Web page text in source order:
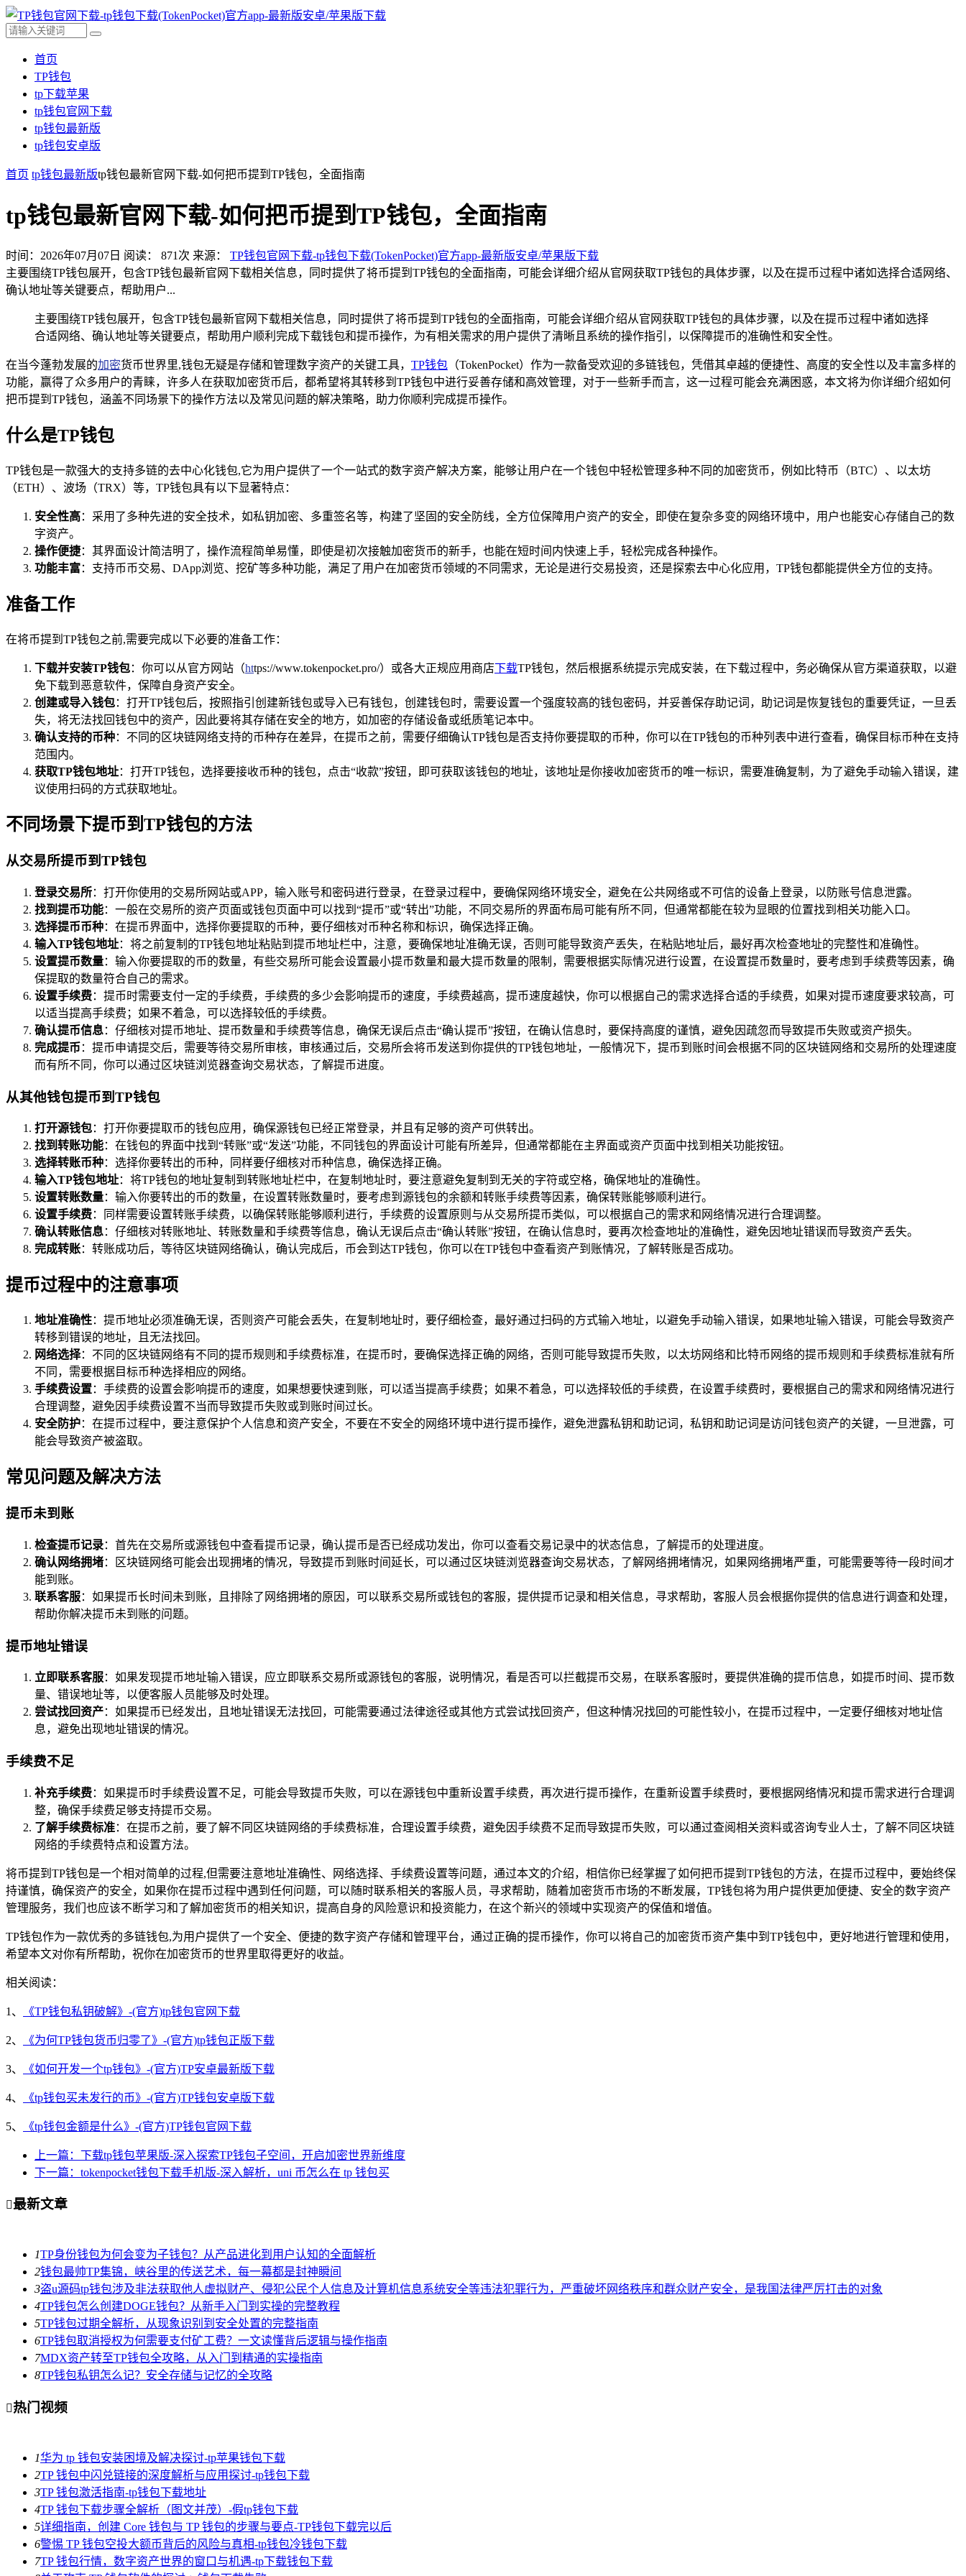
首页
TP钱包
tp下载苹果
tp钱包官网下载
tp钱包最新版
tp钱包安卓版
首页 tp钱包最新版tp钱包最新官网下载-如何把币提到TP钱包，全面指南
tp钱包最新官网下载-如何把币提到TP钱包，全面指南
时间：2026年07月07日 阅读： 871 次 来源： TP钱包官网下载-tp钱包下载(TokenPocket)官方app-最新版安卓/苹果版下载
主要围绕TP钱包展开，包含TP钱包最新官网下载相关信息，同时提供了将币提到TP钱包的全面指南，可能会详细介绍从官网获取TP钱包的具体步骤，以及在提币过程中诸如选择合适网络、
确认地址等关键要点，帮助用户...
主要围绕TP钱包展开，包含TP钱包最新官网下载相关信息，同时提供了将币提到TP钱包的全面指南，可能会详细介绍从官网获取TP钱包的具体步骤，以及在提币过程中诸如选择
合适网络、确认地址等关键要点，帮助用户顺利完成下载钱包和提币操作，为有相关需求的用户提供了清晰且系统的操作指引，以保障提币的准确性和安全性。
在当今蓬勃发展的加密货币世界里,钱包无疑是存储和管理数字资产的关键工具， TP钱包 （TokenPocket）作为一款备受欢迎的多链钱包，凭借其卓越的便捷性、高度的安全性以及丰富多样的
功能，赢得了众多用户的青睐，许多人在获取加密货币后，都希望将其转移到TP钱包中进行妥善存储和高效管理，对于一些新手而言，这一过程可能会充满困惑，本文将为你详细介绍如何
把币提到TP钱包，涵盖不同场景下的操作方法以及常见问题的解决策略，助力你顺利完成提币操作。
什么是TP钱包
TP钱包是一款强大的支持多链的去中心化钱包,它为用户提供了一个一站式的数字资产解决方案，能够让用户在一个钱包中轻松管理多种不同的加密货币，例如比特币（BTC）、以太坊
（ETH）、波场（TRX）等，TP钱包具有以下显著特点：
安全性高：采用了多种先进的安全技术，如私钥加密、多重签名等，构建了坚固的安全防线，全方位保障用户资产的安全，即使在复杂多变的网络环境中，用户也能安心存储自己的数
字资产。
操作便捷：其界面设计简洁明了，操作流程简单易懂，即使是初次接触加密货币的新手，也能在短时间内快速上手，轻松完成各种操作。
功能丰富：支持币币交易、DApp浏览、挖矿等多种功能，满足了用户在加密货币领域的不同需求，无论是进行交易投资，还是探索去中心化应用，TP钱包都能提供全方位的支持。
准备工作
在将币提到TP钱包之前,需要完成以下必要的准备工作：
下载并安装TP钱包：你可以从官方网站（https://www.tokenpocket.pro/）或各大正规应用商店下载TP钱包，然后根据系统提示完成安装，在下载过程中，务必确保从官方渠道获取，以避
免下载到恶意软件，保障自身资产安全。
创建或导入钱包：打开TP钱包后，按照指引创建新钱包或导入已有钱包，创建钱包时，需要设置一个强度较高的钱包密码，并妥善保存助记词，助记词是恢复钱包的重要凭证，一旦丢
失，将无法找回钱包中的资产，因此要将其存储在安全的地方，如加密的存储设备或纸质笔记本中。
确认支持的币种：不同的区块链网络支持的币种存在差异，在提币之前，需要仔细确认TP钱包是否支持你要提取的币种，你可以在TP钱包的币种列表中进行查看，确保目标币种在支持
范围内。
获取TP钱包地址：打开TP钱包，选择要接收币种的钱包，点击“收款”按钮，即可获取该钱包的地址，该地址是你接收加密货币的唯一标识，需要准确复制，为了避免手动输入错误，建
议使用扫码的方式获取地址。
不同场景下提币到TP钱包的方法
从交易所提币到TP钱包
登录交易所：打开你使用的交易所网站或APP，输入账号和密码进行登录，在登录过程中，要确保网络环境安全，避免在公共网络或不可信的设备上登录，以防账号信息泄露。
找到提币功能：一般在交易所的资产页面或钱包页面中可以找到“提币”或“转出”功能，不同交易所的界面布局可能有所不同，但通常都能在较为显眼的位置找到相关功能入口。
选择提币币种：在提币界面中，选择你要提取的币种，要仔细核对币种名称和标识，确保选择正确。
输入TP钱包地址：将之前复制的TP钱包地址粘贴到提币地址栏中，注意，要确保地址准确无误，否则可能导致资产丢失，在粘贴地址后，最好再次检查地址的完整性和准确性。
设置提币数量：输入你要提取的币的数量，有些交易所可能会设置最小提币数量和最大提币数量的限制，需要根据实际情况进行设置，在设置提币数量时，要考虑到手续费等因素，确
保提取的数量符合自己的需求。
设置手续费：提币时需要支付一定的手续费，手续费的多少会影响提币的速度，手续费越高，提币速度越快，你可以根据自己的需求选择合适的手续费，如果对提币速度要求较高，可
以适当提高手续费；如果不着急，可以选择较低的手续费。
确认提币信息：仔细核对提币地址、提币数量和手续费等信息，确保无误后点击“确认提币”按钮，在确认信息时，要保持高度的谨慎，避免因疏忽而导致提币失败或资产损失。
完成提币 ：提币申请提交后，需要等待交易所审核，审核通过后，交易所会将币发送到你提供的TP钱包地址，一般情况下，提币到账时间会根据不同的区块链网络和交易所的处理速度
而有所不同，你可以通过区块链浏览器查询交易状态，了解提币进度。
从其他钱包提币到TP钱包
打开源钱包：打开你要提取币的钱包应用，确保源钱包已经正常登录，并且有足够的资产可供转出。
找到转账功能：在钱包的界面中找到“转账”或“发送”功能，不同钱包的界面设计可能有所差异，但通常都能在主界面或资产页面中找到相关功能按钮。
选择转账币种：选择你要转出的币种，同样要仔细核对币种信息，确保选择正确。
输入TP钱包地址：将TP钱包的地址复制到转账地址栏中，在复制地址时，要注意避免复制到无关的字符或空格，确保地址的准确性。
设置转账数量：输入你要转出的币的数量，在设置转账数量时，要考虑到源钱包的余额和转账手续费等因素，确保转账能够顺利进行。
设置手续费：同样需要设置转账手续费，以确保转账能够顺利进行，手续费的设置原则与从交易所提币类似，可以根据自己的需求和网络情况进行合理调整。
确认转账信息：仔细核对转账地址、转账数量和手续费等信息，确认无误后点击“确认转账”按钮，在确认信息时，要再次检查地址的准确性，避免因地址错误而导致资产丢失。
完成转账：转账成功后，等待区块链网络确认，确认完成后，币会到达TP钱包，你可以在TP钱包中查看资产到账情况，了解转账是否成功。
提币过程中的注意事项
地址准确性：提币地址必须准确无误，否则资产可能会丢失，在复制地址时，要仔细检查，最好通过扫码的方式输入地址，以避免手动输入错误，如果地址输入错误，可能会导致资产
转移到错误的地址，且无法找回。
网络选择：不同的区块链网络有不同的提币规则和手续费标准，在提币时，要确保选择正确的网络，否则可能导致提币失败，以太坊网络和比特币网络的提币规则和手续费标准就有所
不同，需要根据目标币种选择相应的网络。
手续费设置：手续费的设置会影响提币的速度，如果想要快速到账，可以适当提高手续费；如果不着急，可以选择较低的手续费，在设置手续费时，要根据自己的需求和网络情况进行
合理调整，避免因手续费设置不当而导致提币失败或到账时间过长。
安全防护：在提币过程中，要注意保护个人信息和资产安全，不要在不安全的网络环境中进行提币操作，避免泄露私钥和助记词，私钥和助记词是访问钱包资产的关键，一旦泄露，可
能会导致资产被盗取。
常见问题及解决方法
提币未到账
检查提币记录：首先在交易所或源钱包中查看提币记录，确认提币是否已经成功发出，你可以查看交易记录中的状态信息，了解提币的处理进度。
确认网络拥堵：区块链网络可能会出现拥堵的情况，导致提币到账时间延长，可以通过区块链浏览器查询交易状态，了解网络拥堵情况，如果网络拥堵严重，可能需要等待一段时间才
能到账。
联系客服：如果提币长时间未到账，且排除了网络拥堵的原因，可以联系交易所或钱包的客服，提供提币记录和相关信息，寻求帮助，客服人员会根据你提供的信息进行调查和处理，
帮助你解决提币未到账的问题。
提币地址错误
立即联系客服：如果发现提币地址输入错误，应立即联系交易所或源钱包的客服，说明情况，看是否可以拦截提币交易，在联系客服时，要提供准确的提币信息，如提币时间、提币数
量、错误地址等，以便客服人员能够及时处理。
尝试找回资产：如果提币已经发出，且地址错误无法找回，可能需要通过法律途径或其他方式尝试找回资产，但这种情况找回的可能性较小，在提币过程中，一定要仔细核对地址信
息，避免出现地址错误的情况。
手续费不足
补充手续费：如果提币时手续费设置不足，可能会导致提币失败，可以在源钱包中重新设置手续费，再次进行提币操作，在重新设置手续费时，要根据网络情况和提币需求进行合理调
整，确保手续费足够支持提币交易。
了解手续费标准：在提币之前，要了解不同区块链网络的手续费标准，合理设置手续费，避免因手续费不足而导致提币失败，可以通过查阅相关资料或咨询专业人士，了解不同区块链
网络的手续费特点和设置方法。
将币提到TP钱包是一个相对简单的过程,但需要注意地址准确性、网络选择、手续费设置等问题，通过本文的介绍，相信你已经掌握了如何把币提到TP钱包的方法，在提币过程中，要始终保
持谨慎，确保资产的安全，如果你在提币过程中遇到任何问题，可以随时联系相关的客服人员，寻求帮助，随着加密货币市场的不断发展，TP钱包将为用户提供更加便捷、安全的数字资产
管理服务，我们也应该不断学习和了解加密货币的相关知识，提高自身的风险意识和投资能力，在这个新兴的领域中实现资产的保值和增值。
TP钱包作为一款优秀的多链钱包,为用户提供了一个安全、便捷的数字资产存储和管理平台，通过正确的提币操作，你可以将自己的加密货币资产集中到TP钱包中，更好地进行管理和使用，
希望本文对你有所帮助，祝你在加密货币的世界里取得更好的收益。
相关阅读：
1、 《TP钱包私钥破解》-(官方)tp钱包官网下载
2、 《为何TP钱包货币归零了》-(官方)tp钱包正版下载
3、 《如何开发一个tp钱包》-(官方)TP安卓最新版下载
4、 《tp钱包买未发行的币》-(官方)TP钱包安卓版下载
5、 《tp钱包金额是什么》-(官方)TP钱包官网下载
上一篇：下载tp钱包苹果版-深入探索TP钱包子空间，开启加密世界新维度
下一篇：tokenpocket钱包下载手机版-深入解析，uni 币怎么在 tp 钱包买
最新文章
1TP身份钱包为何会变为子钱包？从产品进化到用户认知的全面解析
2钱包最帅TP集锦，峡谷里的传送艺术，每一幕都是封神瞬间
3盗u源码tp钱包涉及非法获取他人虚拟财产、侵犯公民个人信息及计算机信息系统安全等违法犯罪行为，严重破坏网络秩序和群众财产安全，是我国法律严厉打击的对象
4TP钱包怎么创建DOGE钱包？从新手入门到实操的完整教程
5TP钱包过期全解析，从现象识别到安全处置的完整指南
6TP钱包取消授权为何需要支付矿工费？一文读懂背后逻辑与操作指南
7MDX资产转至TP钱包全攻略，从入门到精通的实操指南
8TP钱包私钥怎么记？安全存储与记忆的全攻略
热门视频
1华为 tp 钱包安装困境及解决探讨-tp苹果钱包下载
2TP 钱包中闪兑链接的深度解析与应用探讨-tp钱包下载
3TP 钱包激活指南-tp钱包下载地址
4TP 钱包下载步骤全解析（图文并茂）-假tp钱包下载
5详细指南，创建 Core 钱包与 TP 钱包的步骤与要点-TP钱包下载完以后
6警惕 TP 钱包空投大额币背后的风险与真相-tp钱包冷钱包下载
7TP 钱包行情，数字资产世界的窗口与机遇-tp下载钱包下载